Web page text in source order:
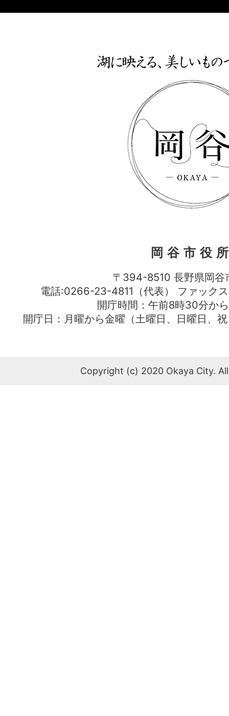
岡谷市役
〒394-8510 長野県岡谷
電話:0266-23-4811（代表） ファッ
開庁時間：午前8時30分か
開庁日：月曜から金曜（土曜日、日曜日、
Copyright (c) 2020 Okaya City.